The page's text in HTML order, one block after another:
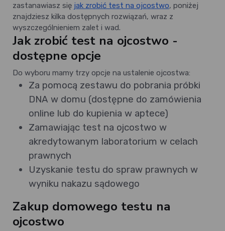
zastanawiasz się jak zrobić test na ojcostwo, poniżej
znajdziesz kilka dostępnych rozwiązań, wraz z
wyszczególnieniem zalet i wad.
Jak zrobić test na ojcostwo -
dostępne opcje
Do wyboru mamy trzy opcje na ustalenie ojcostwa:
Za pomocą zestawu do pobrania próbki
DNA w domu (dostępne do zamówienia
online lub do kupienia w aptece)
Zamawiając test na ojcostwo w
akredytowanym laboratorium w celach
prawnych
Uzyskanie testu do spraw prawnych w
wyniku nakazu sądowego
Zakup domowego testu na
ojcostwo